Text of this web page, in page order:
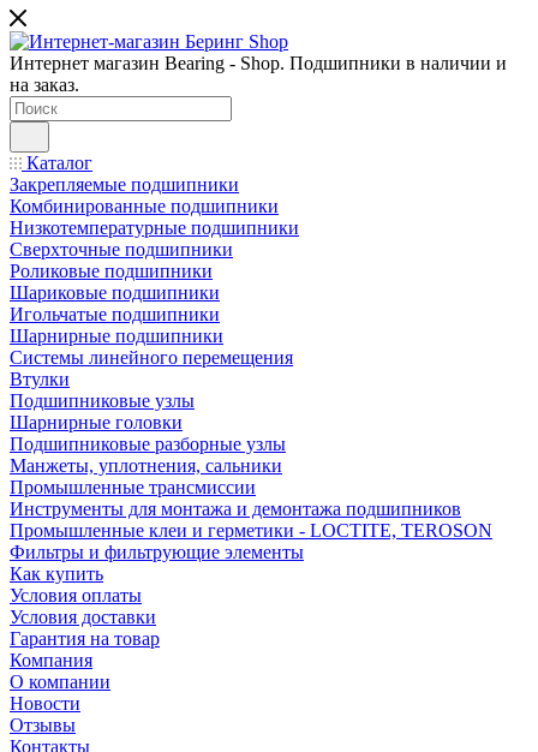
Интернет магазин Bearing - Shop. Подшипники в наличии и
на заказ.
Каталог
Закрепляемые подшипники
Комбинированные подшипники
Низкотемпературные подшипники
Сверхточные подшипники
Роликовые подшипники
Шариковые подшипники
Игольчатые подшипники
Шарнирные подшипники
Системы линейного перемещения
Втулки
Подшипниковые узлы
Шарнирные головки
Подшипниковые разборные узлы
Манжеты, уплотнения, сальники
Промышленные трансмиссии
Инструменты для монтажа и демонтажа подшипников
Промышленные клеи и герметики - LOCTITE, TEROSON
Фильтры и фильтрующие элементы
Как купить
Условия оплаты
Условия доставки
Гарантия на товар
Компания
О компании
Новости
Отзывы
Контакты